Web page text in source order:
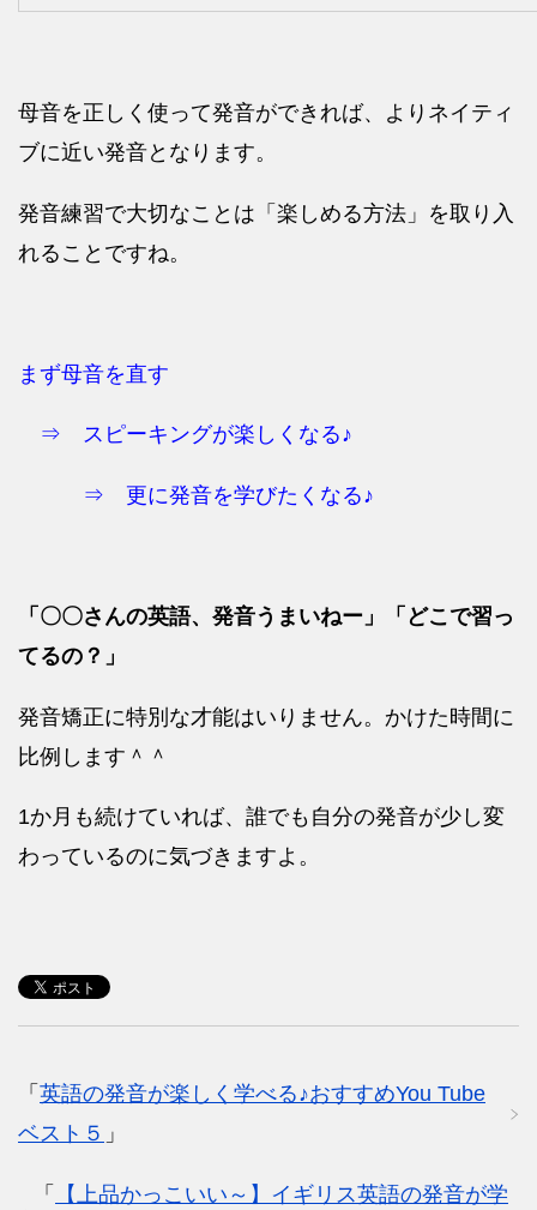
母音を正しく使って発音ができれば、よりネイティ
ブに近い発音となります。
発音練習で大切なことは「楽しめる方法」を取り入
れることですね。
まず母音を直す
⇒ スピーキングが楽しくなる♪
⇒ 更に発音を学びたくなる♪
「〇〇さんの英語、発音うまいねー」「どこで習っ
てるの？」
発音矯正に特別な才能はいりません。かけた時間に
比例します＾＾
1か月も続けていれば、誰でも自分の発音が少し変
わっているのに気づきますよ。
「 英語の発音が楽しく学べる♪おすすめYou Tube
ベスト５ 」
「 【上品かっこいい～】イギリス英語の発音が学